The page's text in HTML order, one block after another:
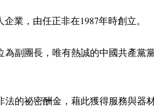
企業，由任正非在1987年時創立。
副團長，唯有熱誠的中國共產黨
的祕密酬金，藉此獲得服務與器